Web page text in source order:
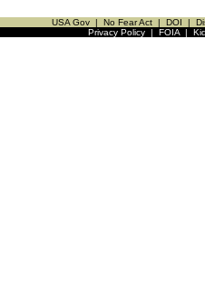
USA Gov | No Fear Act | DOI |
Privacy Policy| FOIA|